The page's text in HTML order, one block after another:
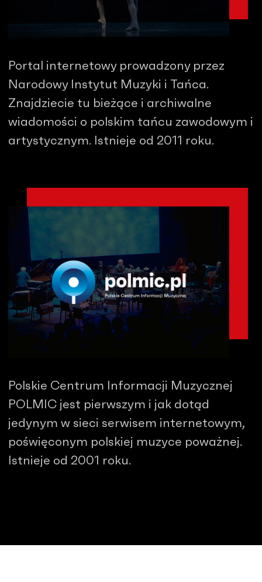
Portal internetowy prowadzony przez
Narodowy Instytut Muzyki i Tańca.
Znajdziecie tu bieżące i archiwalne
wiadomości o polskim tańcu zawodowym i
artystycznym. Istnieje od 2011 roku.
Polskie Centrum Informacji Muzycznej
POLMIC jest pierwszym i jak dotąd
jedynym w sieci serwisem internetowym,
poświęconym polskiej muzyce poważnej.
Istnieje od 2001 roku.